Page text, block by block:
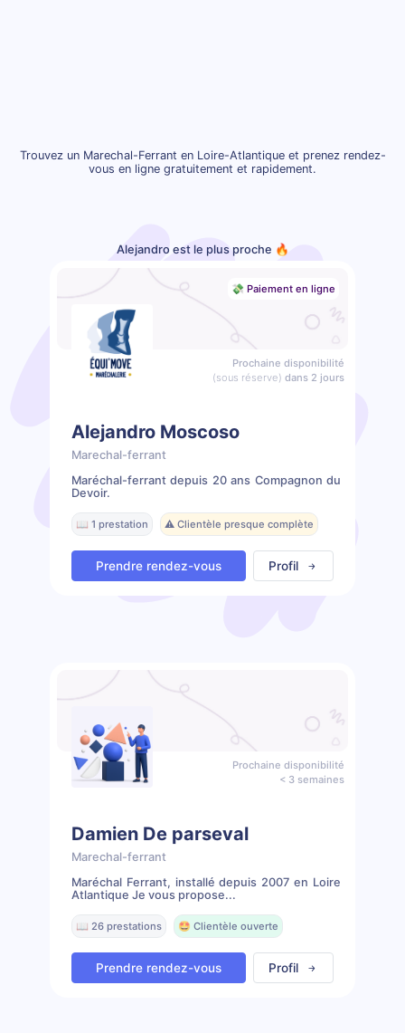
Trouvez un Marechal-Ferrant en Loire-Atlantique et prenez rendez-
vous en ligne gratuitement et rapidement.
Alejandro est le plus proche 🔥
💸 Paiement en ligne
Prochaine disponibilité
(sous réserve) dans 2 jours
Alejandro Moscoso
Marechal-ferrant
Maréchal-ferrant depuis 20 ans Compagnon du
Devoir.
📖 1 prestation ⚠️ Clientèle presque complète
Prendre rendez-vous Profil
Prochaine disponibilité
< 3 semaines
Damien De parseval
Marechal-ferrant
Maréchal Ferrant, installé depuis 2007 en Loire
Atlantique Je vous propose...
📖 26 prestations 🤩 Clientèle ouverte
Prendre rendez-vous Profil